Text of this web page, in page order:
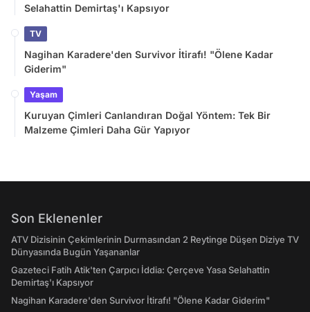
Selahattin Demirtaş'ı Kapsıyor
TV
Nagihan Karadere'den Survivor İtirafı! "Ölene Kadar
Giderim"
Yaşam
Kuruyan Çimleri Canlandıran Doğal Yöntem: Tek Bir
Malzeme Çimleri Daha Gür Yapıyor
Son Eklenenler
ATV Dizisinin Çekimlerinin Durmasından 2 Reytinge Düşen Diziye TV
Dünyasında Bugün Yaşananlar
Gazeteci Fatih Atik'ten Çarpıcı İddia: Çerçeve Yasa Selahattin
Demirtaş'ı Kapsıyor
Nagihan Karadere'den Survivor İtirafı! "Ölene Kadar Giderim"